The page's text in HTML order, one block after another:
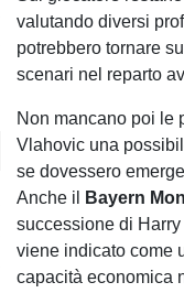
valutando diversi
potrebbero tornare
scenari nel reparto
Non mancano poi le
Vlahovic una
se dovessero
Anche il
Bayern
successione di Harry
viene indicato come
capacità economica